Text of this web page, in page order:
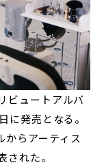
ビュートアルバ
に発売となる。
からアーティス
された。